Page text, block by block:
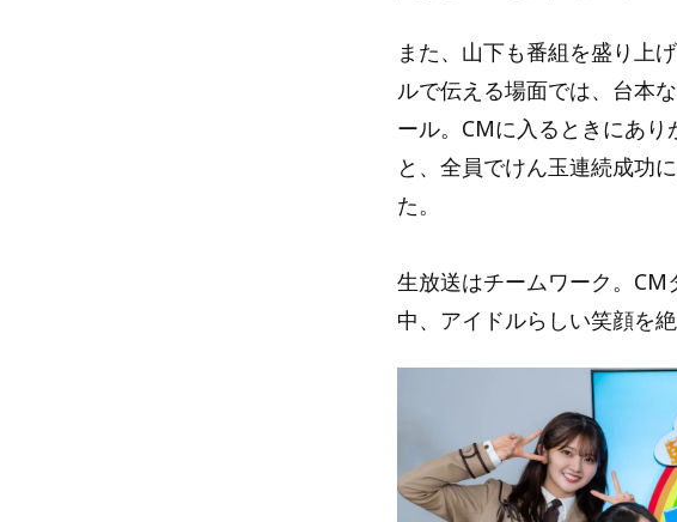
また、山下も番組を盛り上
ルで伝える場面では、台本
ール。CMに入るときにあり
と、全員でけん玉連続成功
た。
生放送はチームワーク。
中、アイドルらしい笑顔を